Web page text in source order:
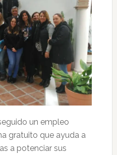
un empleo
gratuito que ayuda a
a potenciar sus